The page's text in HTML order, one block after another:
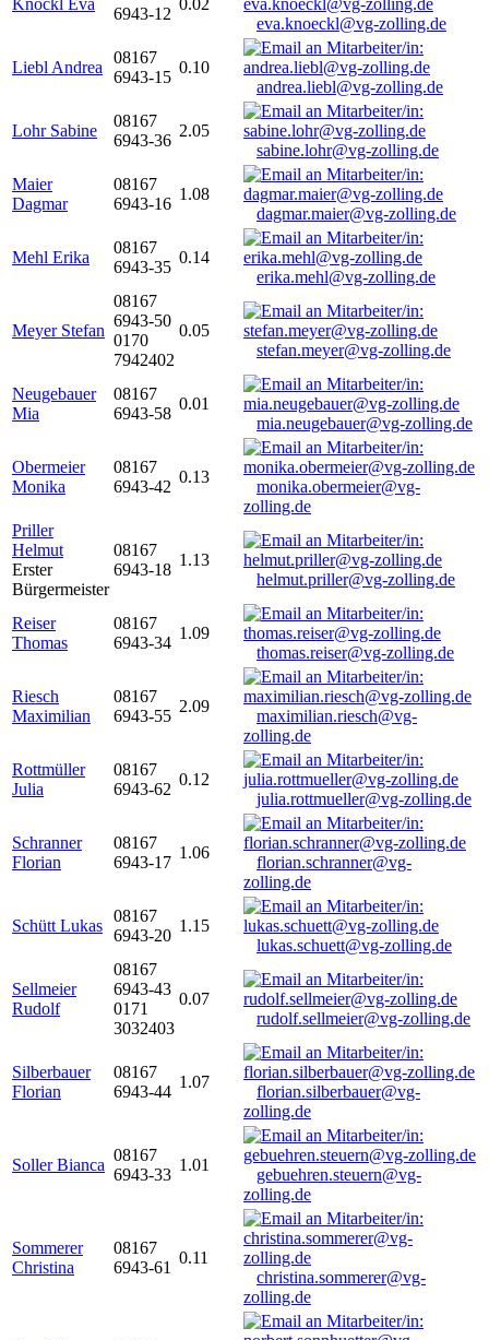
Knöckl Eva
6943-12
0.02
eva.knoeckl@vg-zolling.de
Liebl Andrea
08167
6943-15
0.10
andrea.liebl@vg-zolling.de
Lohr Sabine
08167
6943-36
2.05
sabine.lohr@vg-zolling.de
Maier
Dagmar
08167
6943-16
1.08
dagmar.maier@vg-zolling.de
Mehl Erika
08167
6943-35
0.14
erika.mehl@vg-zolling.de
Meyer Stefan
08167
6943-50
0170
7942402
0.05
stefan.meyer@vg-zolling.de
Neugebauer
Mia
08167
6943-58
0.01
mia.neugebauer@vg-zolling.de
Obermeier
Monika
08167
6943-42
0.13
monika.obermeier@vg-
zolling.de
Priller
Helmut
Erster
Bürgermeister
08167
6943-18
1.13
helmut.priller@vg-zolling.de
Reiser
Thomas
08167
6943-34
1.09
thomas.reiser@vg-zolling.de
Riesch
Maximilian
08167
6943-55
2.09
maximilian.riesch@vg-
zolling.de
Rottmüller
Julia
08167
6943-62
0.12
julia.rottmueller@vg-zolling.de
Schranner
Florian
08167
6943-17
1.06
florian.schranner@vg-
zolling.de
Schütt Lukas
08167
6943-20
1.15
lukas.schuett@vg-zolling.de
Sellmeier
Rudolf
08167
6943-43
0171
3032403
0.07
rudolf.sellmeier@vg-zolling.de
Silberbauer
Florian
08167
6943-44
1.07
florian.silberbauer@vg-
zolling.de
Soller Bianca
08167
6943-33
1.01
gebuehren.steuern@vg-
zolling.de
Sommerer
Christina
08167
6943-61
0.11
christina.sommerer@vg-
zolling.de